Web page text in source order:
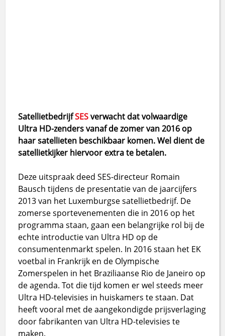
SatellietbedrijfSESverwacht dat volwaardige
Ultra HD-zenders vanaf de zomer van 2016 op
haar satellieten beschikbaar komen. Wel dient de
satellietkijker hiervoor extra te betalen.
Deze uitspraak deed SES-directeur Romain
Bausch tijdens de presentatie van de jaarcijfers
2013 van het Luxemburgse satellietbedrijf. De
zomerse sportevenementen die in 2016 op het
programma staan, gaan een belangrijke rol bij de
echte introductie van Ultra HD op de
consumentenmarkt spelen. In 2016 staan het EK
voetbal in Frankrijk en de Olympische
Zomerspelen in het Braziliaanse Rio de Janeiro op
de agenda. Tot die tijd komen er wel steeds meer
Ultra HD-televisies in huiskamers te staan. Dat
heeft vooral met de aangekondigde prijsverlaging
door fabrikanten van Ultra HD-televisies te
maken.